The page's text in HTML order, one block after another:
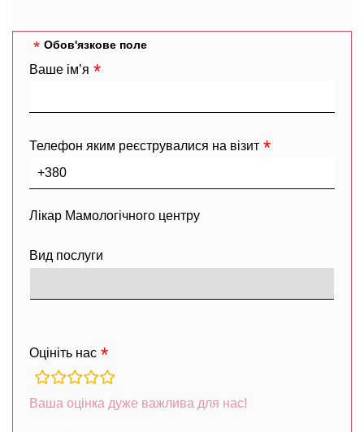
Обов'язкове поле
Ваше ім’я
Телефон яким реєструвалися на візит
Лікар Мамологічного центру
Вид послуги
Оцініть нас
rating
fields
Ваша оцінка дуже важлива для нас!